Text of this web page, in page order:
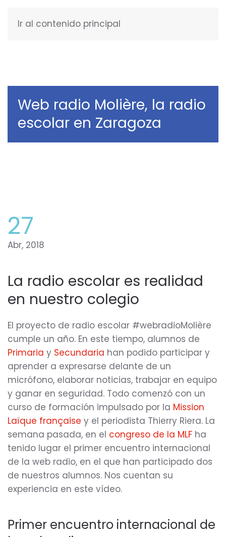
Ir al contenido principal
Web radio Molière, la radio
escolar en Zaragoza
27
Abr, 2018
La radio escolar es realidad
en nuestro colegio
El proyecto de radio escolar #webradioMolière
cumple un año. En este tiempo, alumnos de
Primaria y Secundaria han podido participar y
aprender a expresarse delante de un
micrófono, elaborar noticias, trabajar en equipo
y ganar en seguridad. Todo comenzó con un
curso de formación impulsado por la Mission
Laïque française y el periodista Thierry Riera. La
semana pasada, en el congreso de la MLF ha
tenido lugar el primer encuentro internacional
de la web radio, en el que han participado dos
de nuestros alumnos. Nos cuentan su
experiencia en este vídeo.
Primer encuentro internacional de